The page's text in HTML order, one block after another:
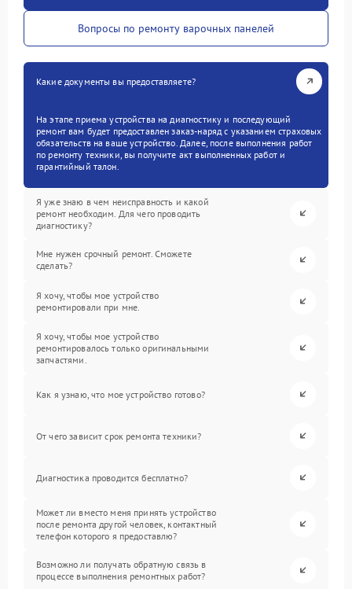
Вопросы по ремонту варочных панелей
Какие документы вы предоставляете?
На этапе приема устройства на диагностику и последующий
ремонт вам будет предоставлен заказ-наряд с указанием страховых
обязательств на ваше устройство. Далее, после выполнения работ
по ремонту техники, вы получите акт выполненных работ и
гарантийный талон.
Я уже знаю в чем неисправность и какой
ремонт необходим. Для чего проводить
диагностику?
Мне нужен срочный ремонт. Сможете
сделать?
Я хочу, чтобы мое устройство
ремонтировали при мне.
Я хочу, чтобы мое устройство
ремонтировалось только оригинальными
запчастями.
Как я узнаю, что мое устройство готово?
От чего зависит срок ремонта техники?
Диагностика проводится бесплатно?
Может ли вместо меня принять устройство
после ремонта другой человек, контактный
телефон которого я предоставлю?
Возможно ли получать обратную связь в
процессе выполнения ремонтных работ?